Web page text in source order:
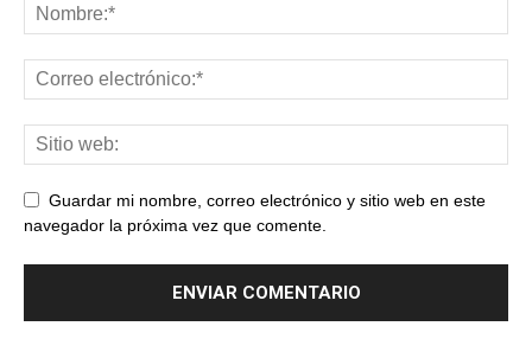
Guardar mi nombre, correo electrónico y sitio web en este
navegador la próxima vez que comente.